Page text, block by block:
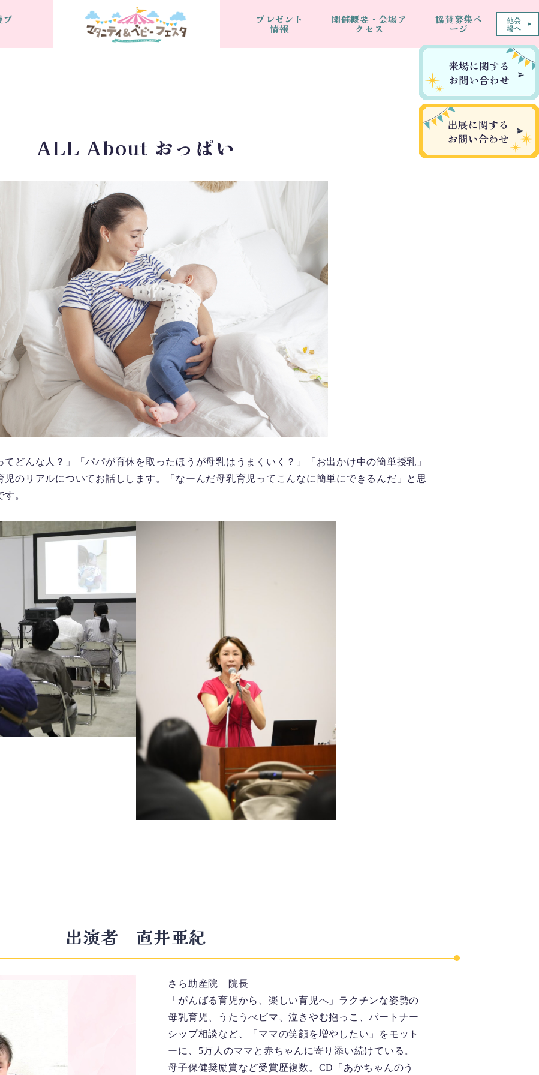
ブ プレゼント
情報
開催概要・会場ア
クセス
協賛募集ペ
ージ
他会
場へ
ALL About おっぱい
てどんな人？」「パパが育休を取ったほうが母乳はうまくいく？」「お出かけ中の簡単授乳」
のリアルについてお話しします。「なーんだ母乳育児ってこんなに簡単にできるんだ」と思
。
出演者 直井亜紀
さら助産院 院長
「がんばる育児から、楽しい育児へ」ラクチンな姿勢の
母乳育児、うたうべビマ、泣きやむ抱っこ、パートナー
シップ相談など、「ママの笑顔を増やしたい」をモット
ーに、5万人のママと赤ちゃんに寄り添い続けている。
母子保健奨励賞など受賞歴複数。CD「あかちゃんのう